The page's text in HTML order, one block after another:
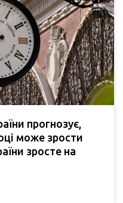
прогнозує,
може зрости
зросте на